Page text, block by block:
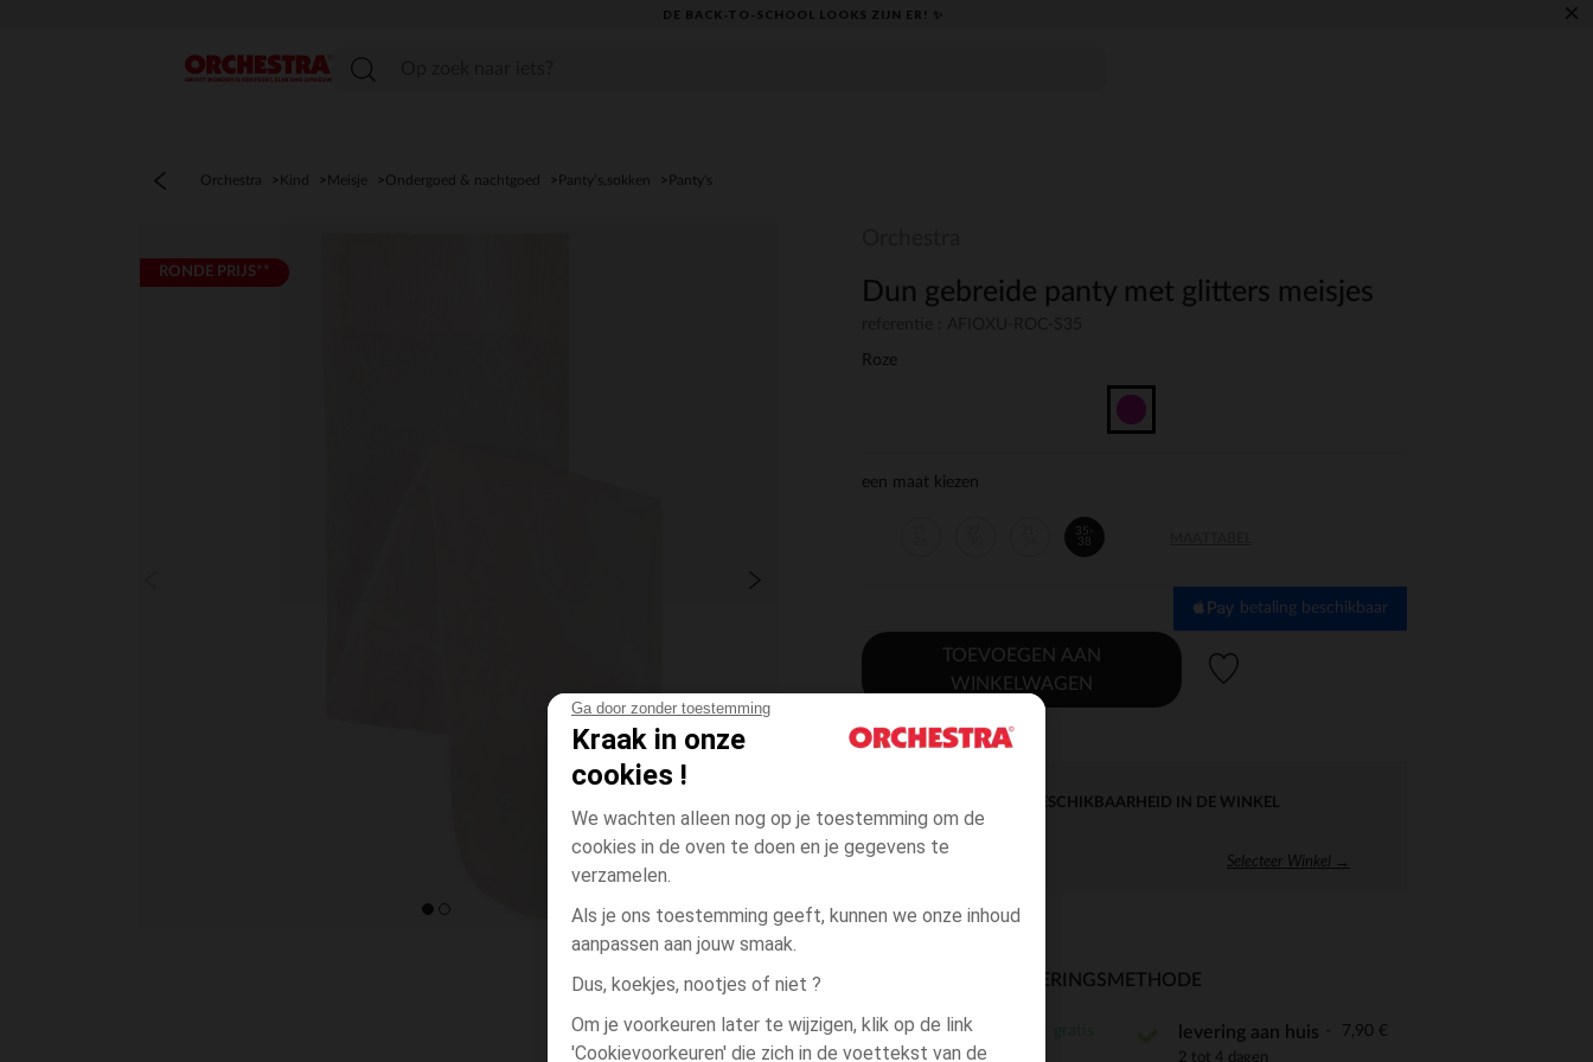
Ga door zonder toestemming
Kraak in onze
cookies !
We wachten alleen nog op je toestemming om de
cookies in de oven te doen en je gegevens te
verzamelen.
Als je ons toestemming geeft, kunnen we onze inhoud
aanpassen aan jouw smaak.
Dus, koekjes, nootjes of niet ?
Om je voorkeuren later te wijzigen, klik op de link
'Cookievoorkeuren' die zich in de voettekst van de
DE BACK-TO-SCHOOL LOOKS ZIJN ER! ✨ ×
menu
Orchestra Kind Meisje Ondergoed & nachtgoed Panty’s,sokken Panty's
RONDE PRIJS**
Dun gebreide panty met glitters meisjes
Roze
een maat kiezen
35-
38
betaling beschikbaar
TOEVOEGEN AAN
WINKELWAGEN
DIRECTE BESCHIKBAARHEID IN DE WINKEL
Selecteer Winkel →
BESCHIKBAARE LEVERINGSMETHODE
winkel levering
3 tot 10 dagen
levering aan huis 7,90 €
2 tot 4 dagen